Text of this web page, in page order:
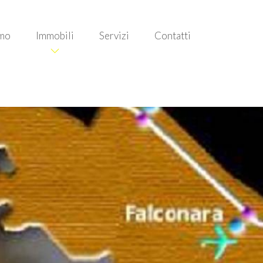
Immobili Servizi Contatti